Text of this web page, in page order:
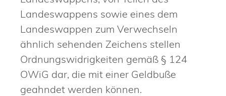
Landeswappens sowie eines dem
Landeswappen zum Verwechseln
ähnlich sehenden Zeichens stellen
Ordnungswidrigkeiten gemäß § 124
OWiG dar, die mit einer Geldbuße
geahndet werden können.